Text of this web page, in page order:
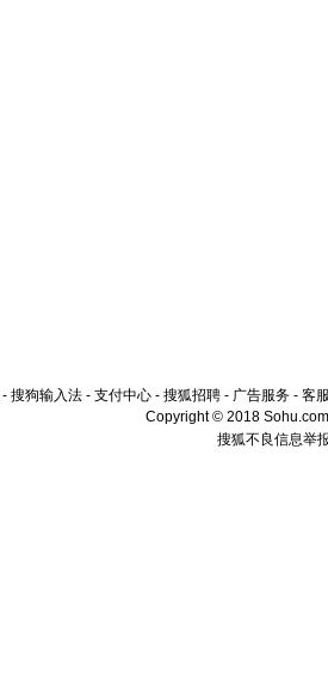
- 搜狗输入法 - 支付中心 - 搜狐招聘 - 广告服务 - 客
Copyright © 2018
搜狐不良信息举